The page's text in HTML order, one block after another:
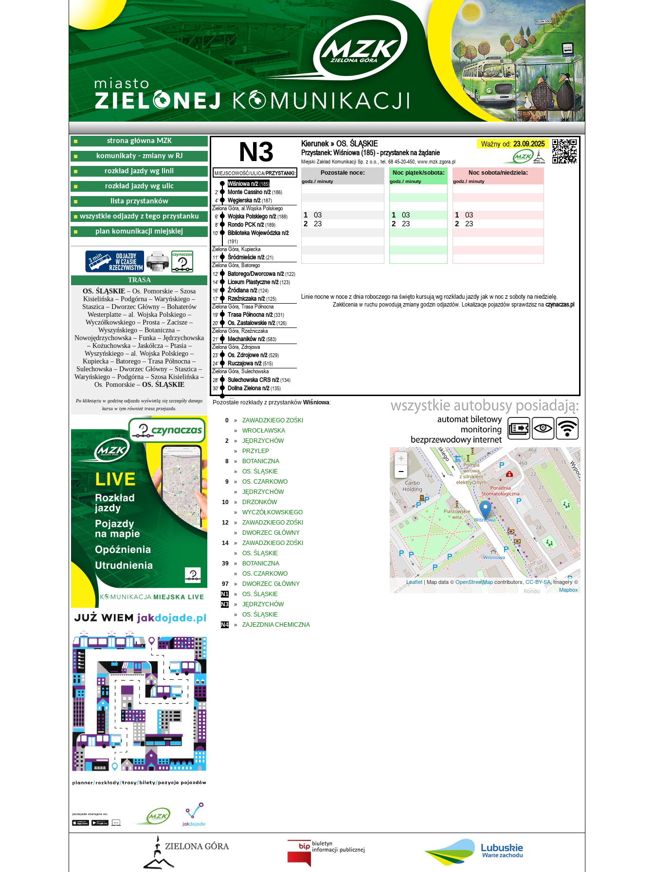
strona główna MZK
komunikaty - zmiany w RJ
rozkład jazdy wg linii
rozkład jazdy wg ulic
lista przystanków
wszystkie odjazdy z tego przystanku
plan komunikacji miejskiej
TRASA
OS. ŚLĄSKIE – Os. Pomorskie – Szosa
Kisielińska – Podgórna – Waryńskiego –
Staszica – Dworzec Główny – Bohaterów
Westerplatte – al. Wojska Polskiego –
Wyczółkowskiego – Prosta – Zacisze –
Wyszyńskiego – Botaniczna –
Nowojędrzychowska – Funka – Jędrzychowska
– Kożuchowska – Jaskółcza – Ptasia –
Wyszyńskiego – al. Wojska Polskiego –
Kupiecka – Batorego – Trasa Północna –
Sulechowska – Dworzec Główny – Staszica –
Waryńskiego – Podgórna – Szosa Kisielińska –
Os. Pomorskie – OS. ŚLĄSKIE
Po kliknięciu w godzinę odjazdu wyświetlą się szczegóły danego
kursu w tym również trasa przejazdu.
N3 Kierunek » OS. ŚLĄSKIE Ważny od: 23.09.2025
Przystanek: Wiśniowa (185) - przystanek na żądanie
Miejski Zakład Komunikacji Sp. z o.o., tel. 68 45-20-450, www.mzk.zgora.pl
MIEJSCOWOŚĆ/ULICA/PRZYSTANKI:
Wiśniowa n/ż (185)
2'
Monte Cassino n/ż (186)
4'
Węgierska n/ż (187)
Zielona Góra, al.Wojska Polskiego
6' Wojska Polskiego n/ż (188)
8'
Rondo PCK n/ż (189)
10'
Biblioteka Wojewódzka n/ż
(191)
Zielona Góra, Kupiecka
11' Śródmieście n/ż (21)
Zielona Góra, Batorego
12' Batorego/Dworcowa n/ż (122)
14'
Liceum Plastyczne n/ż (123)
16'
Źródlana n/ż (124)
17'
Rzeźniczaka n/ż (125)
Zielona Góra, Trasa Północna
19' Trasa Północna n/ż (331)
20'
Os. Zastalowskie n/ż (126)
Zielona Góra, Rzeźniczaka
21' Mechaników n/ż (583)
Zielona Góra, Zdrojowa
23' Os. Zdrojowe n/ż (529)
24'
Ruczajowa n/ż (515)
Zielona Góra, Sulechowska
28' Sulechowska CRS n/ż (134)
30'
Dolina Zielona n/ż (135)
...
Pozostałe noce: Noc piątek/sobota: Noc sobota/niedziela:
godz./ minuty godz./ minuty godz./ minuty
1 03 1 03 1
03
2
23 2 23 2 23
Linie nocne w noce z dnia roboczego na święto kursują wg rozkładu jazdy jak w noc z soboty na niedzielę.
Zakłócenia w ruchu powodują zmiany godzin odjazdów. Lokalizacje pojazdów sprawdzisz naczynaczas.pl
Pozostałe rozkłady z przystanków Wiśniowa:
0 » ZAWADZKIEGO ZOŚKI
»
WROCŁAWSKA
2
» JĘDRZYCHÓW
»
PRZYLEP
8
» BOTANICZNA
»
OS. ŚLĄSKIE
9
» OS. CZARKOWO
»
JĘDRZYCHÓW
10
» DRZONKÓW
»
WYCZÓŁKOWSKIEGO
12
» ZAWADZKIEGO ZOŚKI
»
DWORZEC GŁÓWNY
14
» ZAWADZKIEGO ZOŚKI
»
OS. ŚLĄSKIE
39
» BOTANICZNA
»
OS. CZARKOWO
97
»
DWORZEC GŁÓWNY
N1
»
OS. ŚLĄSKIE
N3
» JĘDRZYCHÓW
»
OS. ŚLĄSKIE
N4
» ZAJEZDNIA CHEMICZNA
+
−
Leaflet| Map data ©OpenStreetMapcontributors, CC-BY-SA, Imagery ©
Mapbox